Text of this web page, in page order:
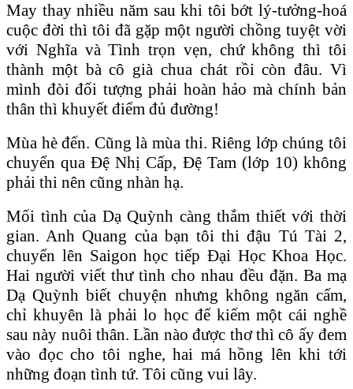
May thay nhiều năm sau khi tôi bớt lý-tưởng-hoá
cuộc đời thì tôi đã gặp một người chồng tuyệt vời
với Nghĩa và Tình trọn vẹn, chứ không thì tôi
thành một bà cô già chua chát rồi còn đâu. Vì
mình đòi đối tượng phải hoàn hảo mà chính bản
thân thì khuyết điểm đủ đường!
Mùa hè đến. Cũng là mùa thi. Riêng lớp chúng tôi
chuyển qua Đệ Nhị Cấp, Đệ Tam (lớp 10) không
phải thi nên cũng nhàn hạ.
Mối tình của Dạ Quỳnh càng thắm thiết với thời
gian. Anh Quang của bạn tôi thi đậu Tú Tài 2,
chuyển lên Saigon học tiếp Đại Học Khoa Học.
Hai người viết thư tình cho nhau đều đặn. Ba mạ
Dạ Quỳnh biết chuyện nhưng không ngăn cấm,
chỉ khuyên là phải lo học để kiếm một cái nghề
sau này nuôi thân. Lần nào được thơ thì cô ấy đem
vào đọc cho tôi nghe, hai má hồng lên khi tới
những đoạn tình tứ. Tôi cũng vui lây.